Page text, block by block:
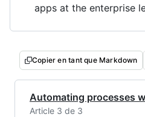
apps at the enterprise
Copier en tant que Markdown
Automating processes
Article 3 de 3